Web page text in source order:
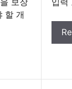
할 개